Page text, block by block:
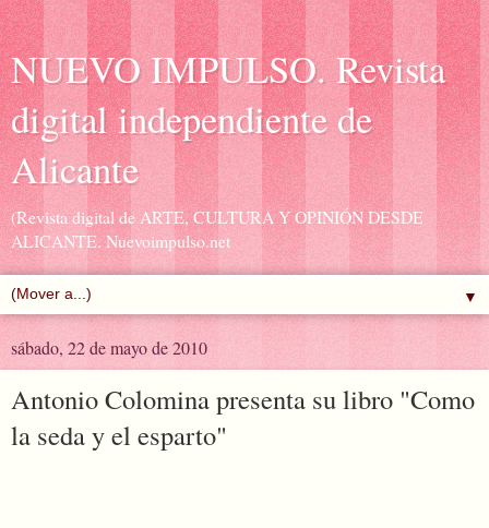
NUEVO IMPULSO. Revista
digital independiente de
Alicante
(Revista digital de ARTE, CULTURA Y OPINIÓN DESDE
ALICANTE. Nuevoimpulso.net
▼
sábado, 22 de mayo de 2010
Antonio Colomina presenta su libro "Como
la seda y el esparto"